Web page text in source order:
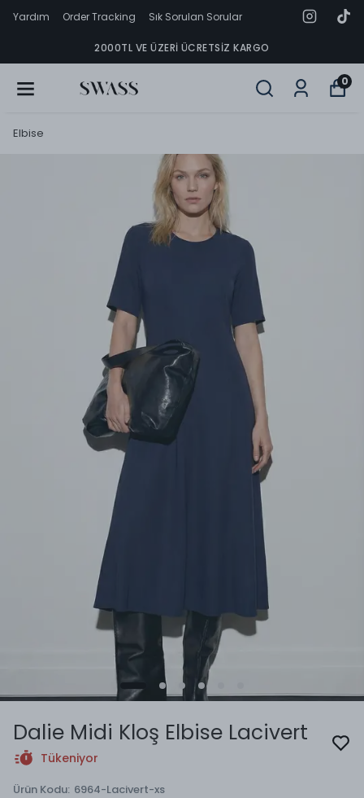
Yardım Order Tracking Sık Sorulan Sorular
2000TL VE ÜZERI ÜCRETSIZ KARGO
0
Elbise
Dalie Midi Kloş Elbise Lacivert
Tükeniyor
Ürün Kodu: 6964-Lacivert-xs